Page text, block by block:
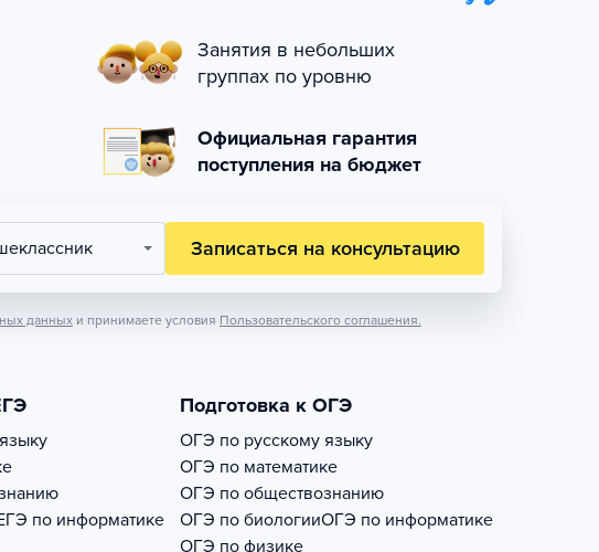
Занятия в небольших
группах по уровню
Официальная гарантия
поступления на бюджет
Записаться на консультацию
данных и принимаете условия Пользовательского соглашения.
по информатике
Подготовка к ОГЭ
ОГЭ по русскому языку
ОГЭ по математике
ОГЭ по обществознанию
ОГЭ по биологииОГЭ по информатике
ОГЭ по физике